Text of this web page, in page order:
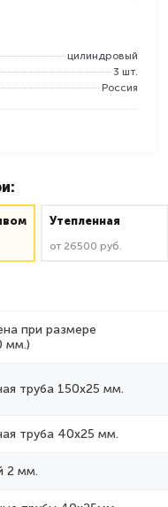
цилиндровый
3 шт.
Россия
Утепленная
от 26500 руб.
при размере
мм.)
труба 150х25 мм.
труба 40х25 мм.
2 мм.